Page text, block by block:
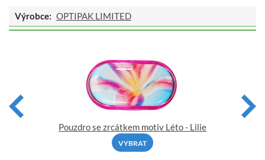
Výrobce: OPTIPAK LIMITED
Pouzdro se zrcátkem motiv Léto - Lilie
VYBRAT